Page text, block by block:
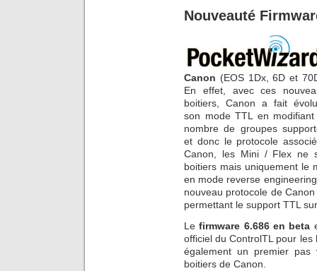
Nouveauté
Canon (EOS 1Dx, 6D et
En effet, avec ces
boitiers, Canon a fait
son mode TTL en
nombre de groupes
et donc le protocole
Canon, les Mini / Flex ne
boitiers mais uniquement le
en mode reverse
nouveau protocole de
permettant le support TTL
Le firmware 6.686 en beta
officiel du ControlTL pour les
également un premier
boitiers de Canon.